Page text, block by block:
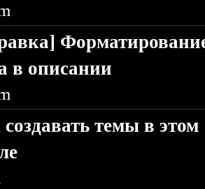
в описании
оценка: 0 из 5
12 345
темы в этом
Средняя оценка: 5 из 5
1234